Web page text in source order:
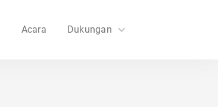
Acara Dukungan